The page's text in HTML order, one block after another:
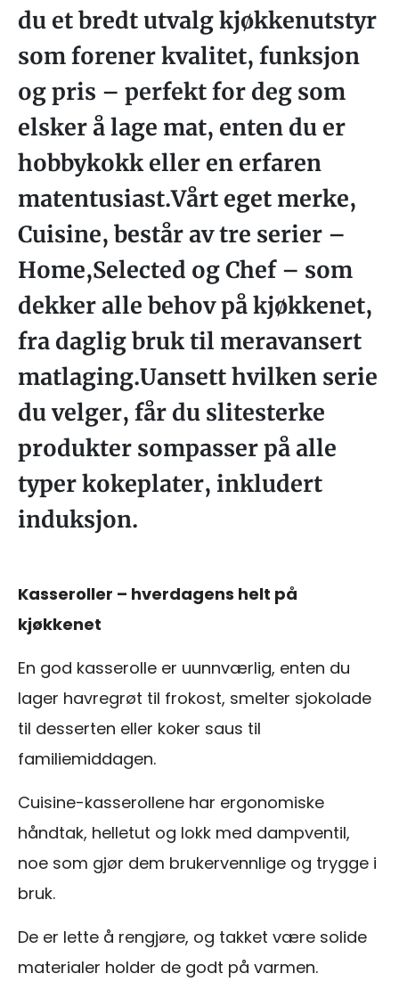
du et bredt utvalg kjøkkenutstyr
som forener kvalitet, funksjon
og pris – perfekt for deg som
elsker å lage mat, enten du er
hobbykokk eller en erfaren
matentusiast.Vårt eget merke,
Cuisine, består av tre serier –
Home,Selected og Chef – som
dekker alle behov på kjøkkenet,
fra daglig bruk til meravansert
matlaging.Uansett hvilken serie
du velger, får du slitesterke
produkter sompasser på alle
typer kokeplater, inkludert
induksjon.
Kasseroller – hverdagens helt på
kjøkkenet
En god kasserolle er uunnværlig, enten du
lager havregrøt til frokost, smelter sjokolade
til desserten eller koker saus til
familiemiddagen.
Cuisine-kasserollene har ergonomiske
håndtak, helletut og lokk med dampventil,
noe som gjør dem brukervennlige og trygge i
bruk.
De er lette å rengjøre, og takket være solide
materialer holder de godt på varmen.